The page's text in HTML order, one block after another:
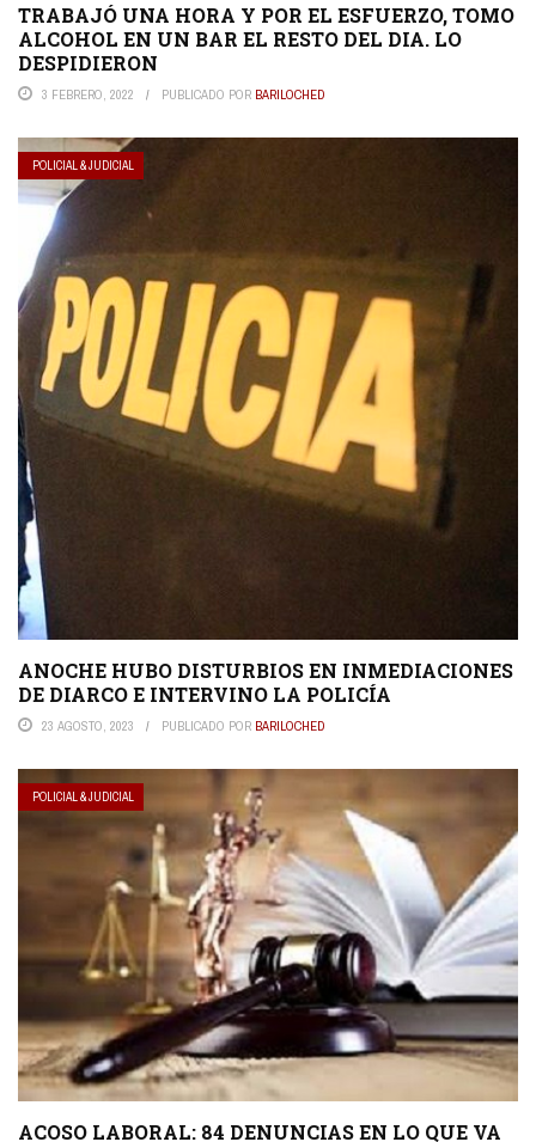
TRABAJÓ UNA HORA Y POR EL ESFUERZO, TOMO
ALCOHOL EN UN BAR EL RESTO DEL DIA. LO
DESPIDIERON
3 FEBRERO, 2022 PUBLICADO POR BARILOCHED
POLICIAL & JUDICIAL
ANOCHE HUBO DISTURBIOS EN INMEDIACIONES
DE DIARCO E INTERVINO LA POLICÍA
23 AGOSTO, 2023 PUBLICADO POR BARILOCHED
POLICIAL & JUDICIAL
ACOSO LABORAL: 84 DENUNCIAS EN LO QUE VA